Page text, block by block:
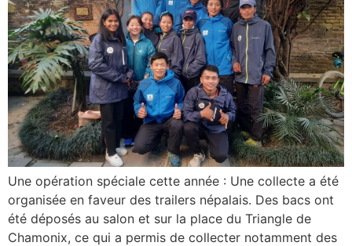
Une opération spéciale cette année : Une collecte a été
organisée en faveur des trailers népalais. Des bacs ont
été déposés au salon et sur la place du Triangle de
Chamonix, ce qui a permis de collecter notamment des